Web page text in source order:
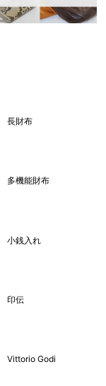
長財布
多機能財布
小銭入れ
印伝
Vittorio Godi